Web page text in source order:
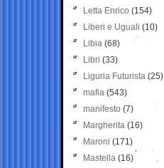
Letta Enrico (154)
Liberi e Uguali (10)
Libia (68)
Libri (33)
Liguria Futurista (25)
mafia (543)
manifesto (7)
Margherita (16)
Maroni (171)
Mastella (16)